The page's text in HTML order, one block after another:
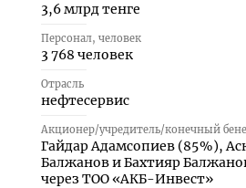
3,6 млрд тенге
Персонал, человек
3 768 человек
Отрасль
нефтесервис
Акционер/учредитель/конечный
Гайдар Адамсопиев (85 %),
Балжанов и Бахтияр
через ТОО «АКБ-Инвест»